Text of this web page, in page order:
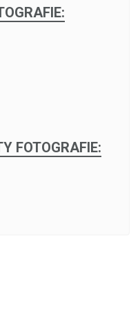
FOTOGRAFIE: